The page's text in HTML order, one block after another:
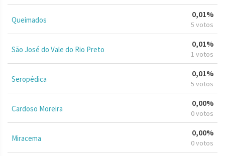
Queimados
0,01%
5 votos
São José do Vale do Rio Preto
0,01%
1 votos
Seropédica
0,01%
5 votos
Cardoso Moreira
0,00%
0 votos
Miracema
0,00%
0 votos